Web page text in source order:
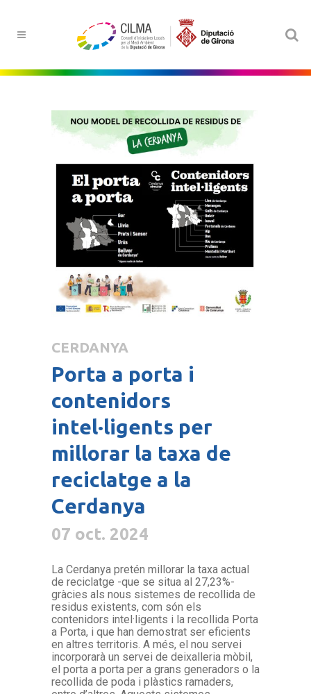
CERDANYA
Porta a porta i
contenidors
intel·ligents per
millorar la taxa de
reciclatge a la
Cerdanya
07 oct. 2024
La Cerdanya pretén millorar la taxa actual
de reciclatge -que se situa al 27,23%-
gràcies als nous sistemes de recollida de
residus existents, com són els
contenidors intel·ligents i la recollida Porta
a Porta, i que han demostrat ser eficients
en altres territoris. A més, el nou servei
incorporarà un servei de deixalleria mòbil,
el porta a porta per a grans generadors o la
recollida de poda i plàstics ramaders,